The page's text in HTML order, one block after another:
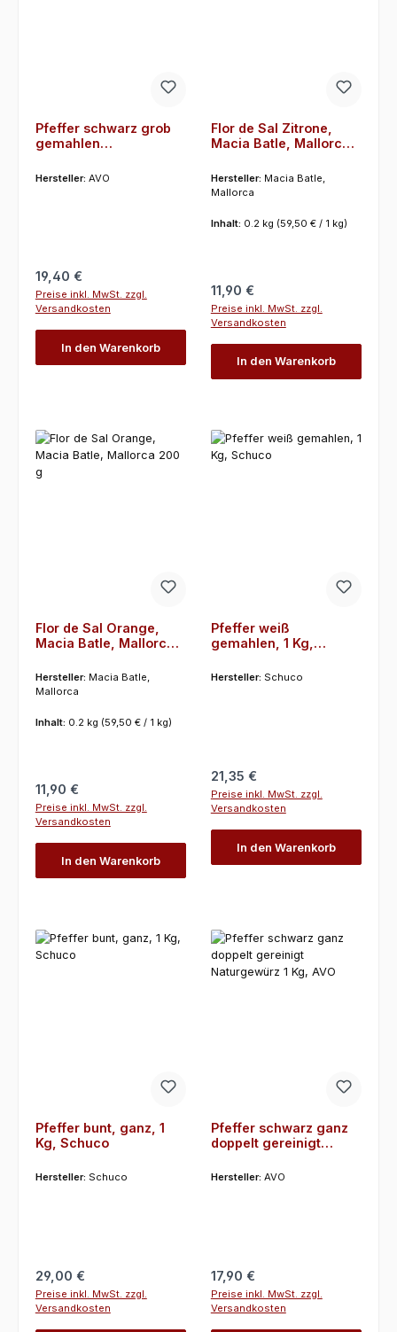
Pfeffer schwarz grob
gemahlen
Hersteller: AVO
Regulärer Preis:
19,40 €
Preise inkl. MwSt. zzgl.
Versandkosten
In den Warenkorb
Flor de Sal Zitrone,
Macia Batle, Mallorca
Hersteller: Macia Batle,
Mallorca
Inhalt: 0.2 kg (59,50 € / 1 kg)
Regulärer Preis:
11,90 €
Preise inkl. MwSt. zzgl.
Versandkosten
In den Warenkorb
Flor de Sal Orange,
Macia Batle, Mallorca
Hersteller: Macia Batle,
Mallorca
Inhalt: 0.2 kg (59,50 € / 1 kg)
Regulärer Preis:
11,90 €
Preise inkl. MwSt. zzgl.
Versandkosten
In den Warenkorb
Pfeffer weiß
gemahlen, 1 Kg,
Hersteller: Schuco
Regulärer Preis:
21,35 €
Preise inkl. MwSt. zzgl.
Versandkosten
In den Warenkorb
Pfeffer bunt, ganz, 1
Kg, Schuco
Hersteller: Schuco
Regulärer Preis:
29,00 €
Preise inkl. MwSt. zzgl.
Versandkosten
Pfeffer schwarz ganz
doppelt gereinigt
Hersteller: AVO
Regulärer Preis:
17,90 €
Preise inkl. MwSt. zzgl.
Versandkosten